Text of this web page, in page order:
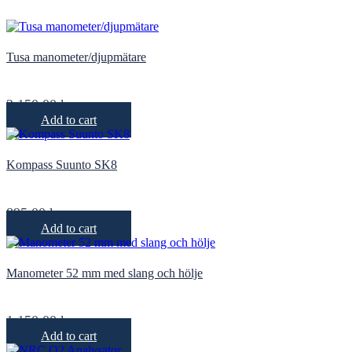
Tusa manometer/djupmätare
2 150,00kr
Add to cart
Kompass Suunto SK8
895,00kr
Add to cart
Manometer 52 mm med slang och hölje
1 150,00kr
Add to cart